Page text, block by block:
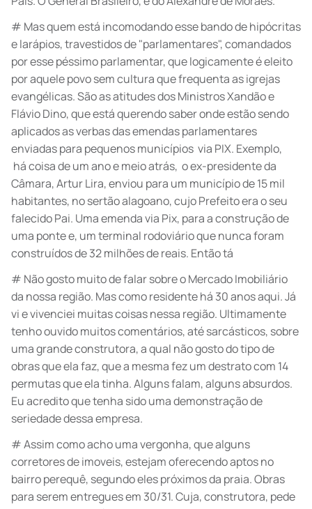
# Mas quem está incomodando esse bando de hipócritas
e larápios, travestidos de "parlamentares", comandados
por esse péssimo parlamentar, que logicamente é eleito
por aquele povo sem cultura que frequenta as igrejas
evangélicas. São as atitudes dos Ministros Xandão e
Flávio Dino, que está querendo saber onde estão sendo
aplicados as verbas das emendas parlamentares
enviadas para pequenos municípios via PIX. Exemplo,
há coisa de um ano e meio atrás, o ex-presidente da
Câmara, Artur Lira, enviou para um município de 15 mil
habitantes, no sertão alagoano, cujo Prefeito era o seu
falecido Pai. Uma emenda via Pix, para a construção de
uma ponte e, um terminal rodoviário que nunca foram
construídos de 32 milhões de reais. Então tá
# Não gosto muito de falar sobre o Mercado Imobiliário
da nossa região. Mas como residente há 30 anos aqui. Já
vi e vivenciei muitas coisas nessa região. Ultimamente
tenho ouvido muitos comentários, até sarcásticos, sobre
uma grande construtora, a qual não gosto do tipo de
obras que ela faz, que a mesma fez um destrato com 14
permutas que ela tinha. Alguns falam, alguns absurdos.
Eu acredito que tenha sido uma demonstração de
seriedade dessa empresa.
# Assim como acho uma vergonha, que alguns
corretores de imoveis, estejam oferecendo aptos no
bairro perequê, segundo eles próximos da praia. Obras
para serem entregues em 30/31. Cuja, construtora, pede